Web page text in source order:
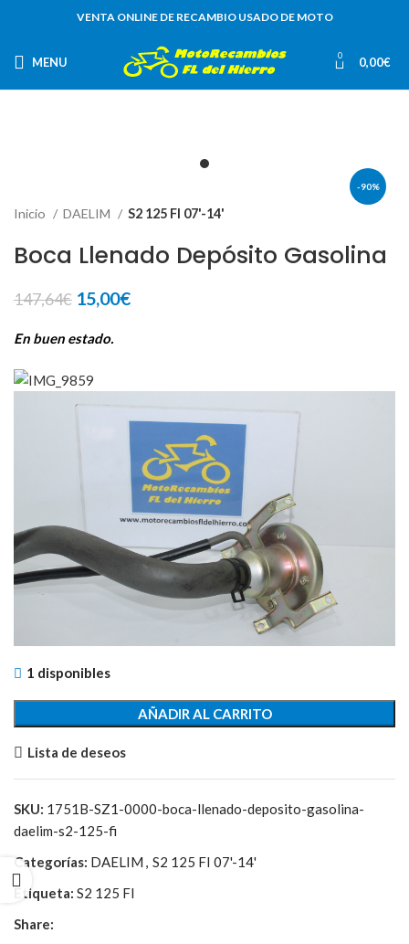
VENTA ONLINE DE RECAMBIO USADO DE MOTO
MENU 0 0,00€
-90%
Inicio DAELIM S2 125 FI 07'-14'
Boca Llenado Depósito Gasolina
147,64€ El
original
147,64€.
15,00€El
En buen estado.
1 disponibles
AÑADIR AL CARRITO
Lista de deseos
SKU: 1751B-SZ1-0000-boca-llenado-deposito-gasolina-
daelim-s2-125-fi
Categorías: DAELIM , S2 125 FI 07'-14'
Etiqueta: S2 125 FI
Share: